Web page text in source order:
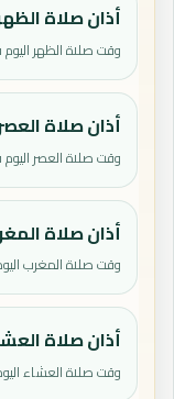
أذان صلاة
وقت صلاة الظهر اليوم
أذان صلاة
وقت صلاة العصر اليوم
أذان صلاة
وقت صلاة المغرب
أذان صلاة
وقت صلاة العشاء